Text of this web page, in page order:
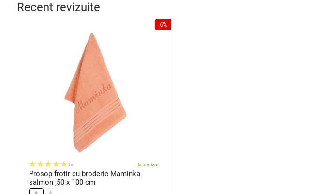
Recent revizuite
-6%
1x la furnizor
Prosop frotir cu broderie Maminka
salmon ,50 x 100 cm